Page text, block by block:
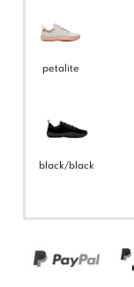
petalite
black/black